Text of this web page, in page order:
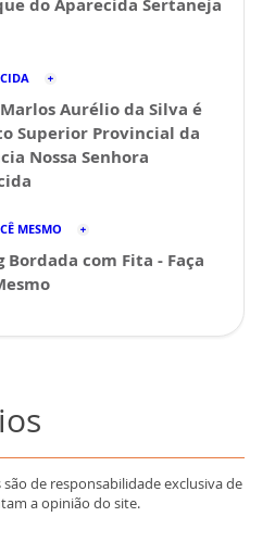
do Aparecida Sertaneja
Aurélio da Silva é
Superior Provincial da
Nossa Senhora
MESMO
Bordada com Fita - Faça
de responsabilidade exclusiva de
a opinião do site.